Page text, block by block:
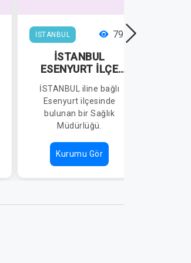
İSTANBUL 798
İSTANBUL
ESENYURT İLÇE
MÜDÜRLÜĞÜ
İSTANBUL iline bağlı
Esenyurt ilçesinde
bulunan bir Sağlık
Müdürlüğü.
Kurumu Gör